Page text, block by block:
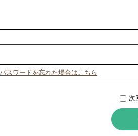
パスワードを忘れた場合はこちら
次